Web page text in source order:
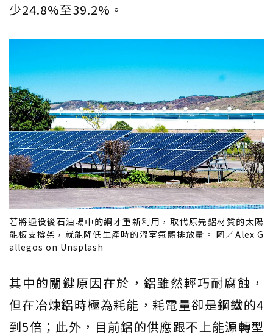
少24.8%至39.2%。
若將退役後石油場中的綱才重新利用，取代原先鋁材質的太陽
能板支撐架，就能降低生產時的溫室氣體排放量。 圖／Alex G
allegos on Unsplash
其中的關鍵原因在於，鋁雖然輕巧耐腐蝕，
但在冶煉鋁時極為耗能，耗電量卻是鋼鐵的4
到5倍；此外，目前鋁的供應跟不上能源轉型